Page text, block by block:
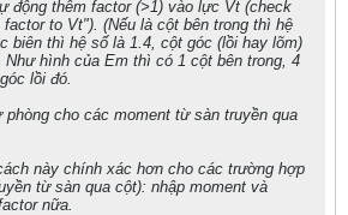
động thêm factor (>1) vào lực Vt (check
to Vt"). (Nếu là cột bên trong thì hệ
biên thì hệ số là 1.4, cột góc (lồi hay lõm)
Như hình của Em thì có 1 cột bên trong, 4
lồi đó.
phòng cho các moment từ sàn truyền qua
này chính xác hơn cho các trường hợp
từ sàn qua cột): nhập moment và
nữa.